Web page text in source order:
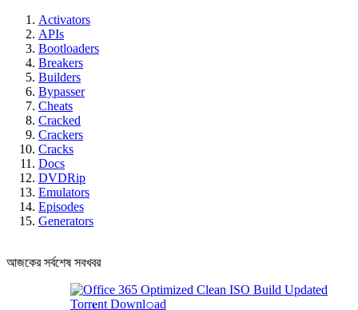
Activators
APIs
Bootloaders
Breakers
Builders
Bypasser
Cheats
Cracked
Crackers
Cracks
Docs
DVDRip
Emulators
Episodes
Generators
আজকের সর্বশেষ সবখবর